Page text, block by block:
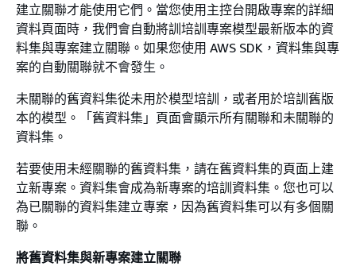
建立關聯才能使用它們。當您使用主控台開啟專案的詳細
資料頁面時，我們會自動將訓培訓專案模型最新版本的資
料集與專案建立關聯。如果您使用 AWS SDK，資料集與專
案的自動關聯就不會發生。
未關聯的舊資料集從未用於模型培訓，或者用於培訓舊版
本的模型。「舊資料集」頁面會顯示所有關聯和未關聯的
資料集。
若要使用未經關聯的舊資料集，請在舊資料集的頁面上建
立新專案。資料集會成為新專案的培訓資料集。您也可以
為已關聯的資料集建立專案，因為舊資料集可以有多個關
聯。
將舊資料集與新專案建立關聯